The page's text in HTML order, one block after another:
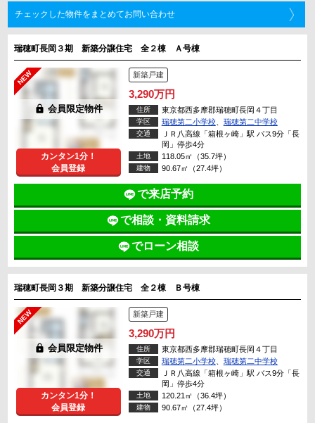
チェックした物件をまとめてお問い合わせ
瑞穂町長岡３期 新築分譲住宅 全２棟 Ａ号棟
lock 会員限定物件
カンタン1分！
会員登録
新築戸建
3,290万円
住所 東京都西多摩郡瑞穂町長岡４丁目
学区 瑞穂第二小学校、 瑞穂第二中学校
交通
ＪＲ八高線「箱根ヶ崎」駅 バス9分「長
岡」停歩4分
土地 118.05㎡（35.7坪）
建物 90.67㎡（27.4坪）
で来店予約
で相談・資料請求
でローン相談
瑞穂町長岡３期 新築分譲住宅 全２棟 Ｂ号棟
lock 会員限定物件
カンタン1分！
会員登録
新築戸建
3,290万円
住所 東京都西多摩郡瑞穂町長岡４丁目
学区 瑞穂第二小学校、 瑞穂第二中学校
交通
ＪＲ八高線「箱根ヶ崎」駅 バス9分「長
岡」停歩4分
土地 120.21㎡（36.4坪）
建物 90.67㎡（27.4坪）